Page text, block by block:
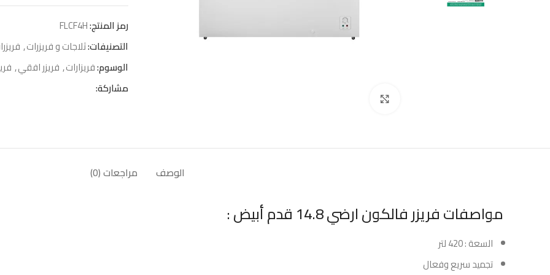
رمز المنتج:FLCF4H
التصنيفات:ثلاجات و فريزرات,
الوسوم:فريزارات, فريزر افقي,
مشاركة:
الوصف مراجعات (0)
مواصفات فريزر فالكون ارضي 14.8 قدم أبيض :
السعة : 420 لتر
تجميد سريع وفعال